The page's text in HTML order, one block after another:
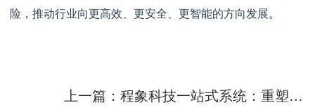
险，推动行业向更高效、更安全、更智能的方向发展。
上一篇：程象科技一站式系统：重塑智慧工地人员管理，中铁城建湘江科学城